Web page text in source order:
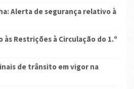
Alerta de segurança relativo à
às Restrições à Circulação do 1.º
de trânsito em vigor na